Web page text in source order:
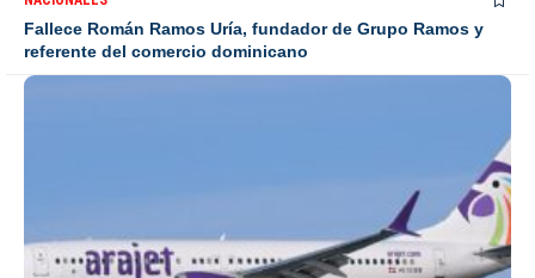
Fallece Román Ramos Uría, fundador de Grupo Ramos y
referente del comercio dominicano